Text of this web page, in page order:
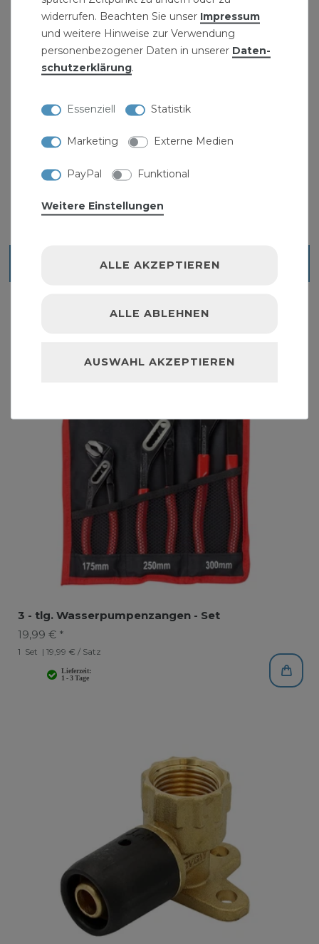
Fermit Schamottemörtel 3kg feuerfester Kleber
Schamottmörtel
7,99 € *
Blick ins Sortiment
3 - tlg. Wasserpumpenzangen - Set
19,99 € *
1 Set | 19,99 € / Satz
widerrufen. Beachten Sie unser Impressum
und weitere Hinweise zur Verwendung
personenbezogener Daten in unserer Daten­
schutz­erklärung.
Essenziell Statistik
Marketing Externe Medien
PayPal Funktional
Weitere Einstellungen
ALLE AKZEPTIEREN
ALLE ABLEHNEN
AUSWAHL AKZEPTIEREN